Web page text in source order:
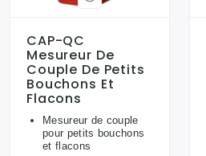
CAP-QC
Mesureur De
Couple De Petits
Bouchons Et
Flacons
Mesureur de couple
pour petits bouchons
et flacons